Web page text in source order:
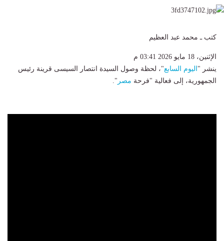
كتب ـ محمد عبد العظيم
الإثنين، 18 مايو 2026 03:41 م
ينشر " اليوم السابع"، لحظة وصول السيدة انتصار السيسى قرينة رئيس
الجمهورية، إلى فعالية "فرحة مصر ".